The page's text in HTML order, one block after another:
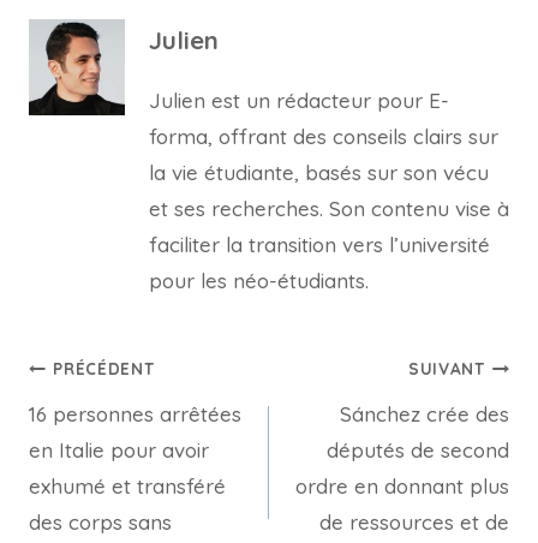
Julien
Julien est un rédacteur pour E-
forma, offrant des conseils clairs sur
la vie étudiante, basés sur son vécu
et ses recherches. Son contenu vise à
faciliter la transition vers l’université
pour les néo-étudiants.
Navigation
de
l’article
PRÉCÉDENT
16 personnes arrêtées
en Italie pour avoir
exhumé et transféré
des corps sans
SUIVANT
Sánchez crée des
députés de second
ordre en donnant plus
de ressources et de